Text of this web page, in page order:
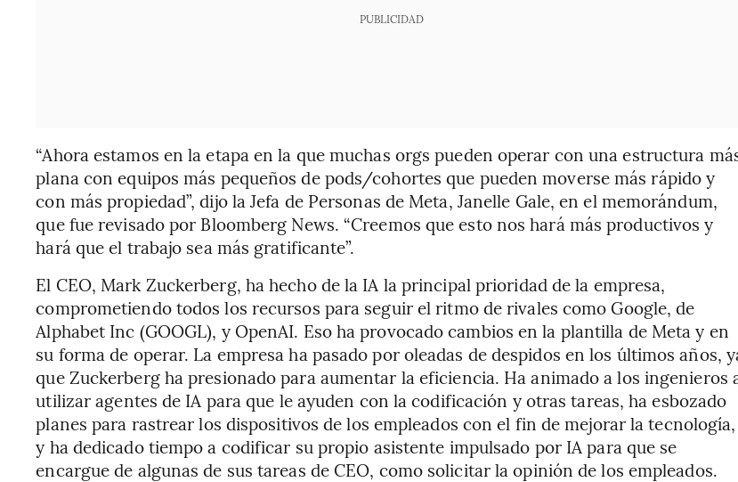
PUBLICIDAD
“Ahora estamos en la etapa en la que muchas orgs pueden operar con una estructura
plana con equipos más pequeños de pods/cohortes que pueden moverse más rápido y
con más propiedad”, dijo la Jefa de Personas de Meta, Janelle Gale, en el memorándum,
que fue revisado por Bloomberg News. “Creemos que esto nos hará más productivos y
hará que el trabajo sea más gratificante”.
El CEO, Mark Zuckerberg, ha hecho de la IA la principal prioridad de la empresa,
comprometiendo todos los recursos para seguir el ritmo de rivales como Google, de
Alphabet Inc (GOOGL), y OpenAI. Eso ha provocado cambios en la plantilla de Meta y en
su forma de operar. La empresa ha pasado por oleadas de despidos en los últimos años,
que Zuckerberg ha presionado para aumentar la eficiencia. Ha animado a los ingenieros
utilizar agentes de IA para que le ayuden con la codificación y otras tareas, ha esbozado
planes para rastrear los dispositivos de los empleados con el fin de mejorar la tecnología,
y ha dedicado tiempo a codificar su propio asistente impulsado por IA para que se
encargue de algunas de sus tareas de CEO, como solicitar la opinión de los empleados.